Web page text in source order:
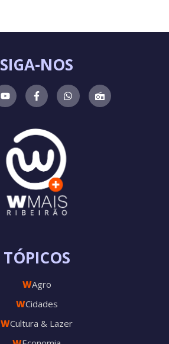
TÓPICOS
WAgro
WCidades
WCultura & Lazer
SIGA-NOS